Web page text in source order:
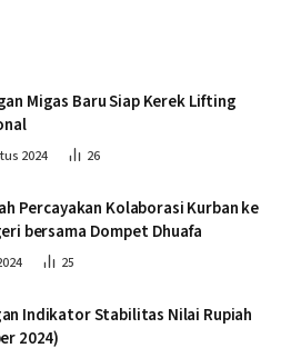
Migas Baru Siap Kerek Lifting
2024 26
Percayakan Kolaborasi Kurban ke
bersama Dompet Dhuafa
25
Indikator Stabilitas Nilai Rupiah
2024)